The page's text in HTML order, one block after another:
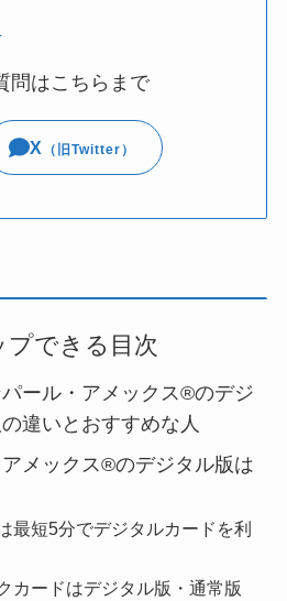
問はこちらまで
X （旧Twitter）
プできる目次
パール・アメックス®のデジ
違いとおすすめな人
メックス®のデジタル版は
最短5分でデジタルカードを利
カードはデジタル版・通常版